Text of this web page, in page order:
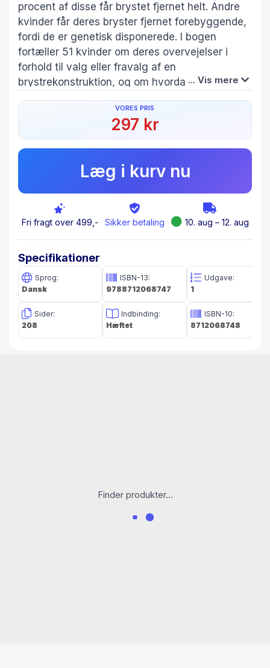
procent af disse får brystet fjernet helt. Andre
kvinder får deres bryster fjernet forebyggende,
fordi de er genetisk disponerede. I bogen
fortæller 51 kvinder om deres overvejelser i
forhold til valg eller fravalg af en
brystrekonstruktion, og om hvordan deres
sygdomsforløb har påvirket deres identitets-,
krops- og selvopfattelse som kvinde,
menneske, partner og mor. Desuden deler
specialister deres viden om og erfaring med
brystkræft, rekonstruktioner og senfølger.
... Vis mere
VORES PRIS
297 kr
Læg i kurv nu
Fri fragt over 499,- Sikker betaling 10. aug – 12. aug
Specifikationer
Sprog:
Dansk
Sider:
208
ISBN-13:
9788712068747
Indbinding:
Hæftet
Udgave:
1
ISBN-10:
8712068748
Finder produkter...